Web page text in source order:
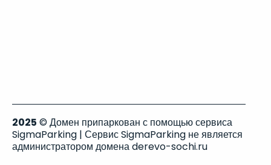
2025 © Домен припаркован с помощью сервиса
SigmaParking | Сервис SigmaParking не является
администратором домена derevo-sochi.ru